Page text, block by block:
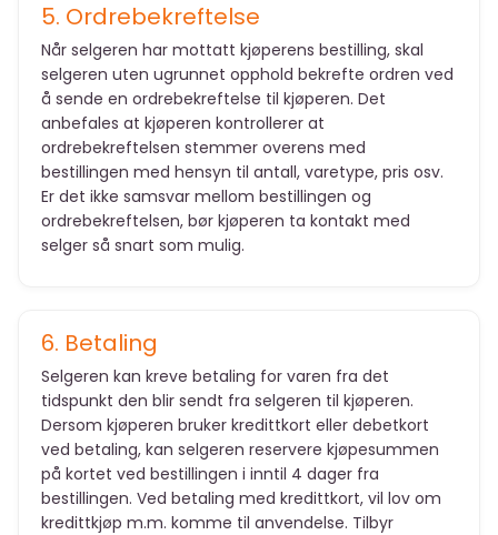
5. Ordrebekreftelse
Når selgeren har mottatt kjøperens bestilling, skal
selgeren uten ugrunnet opphold bekrefte ordren ved
å sende en ordrebekreftelse til kjøperen. Det
anbefales at kjøperen kontrollerer at
ordrebekreftelsen stemmer overens med
bestillingen med hensyn til antall, varetype, pris osv.
Er det ikke samsvar mellom bestillingen og
ordrebekreftelsen, bør kjøperen ta kontakt med
selger så snart som mulig.
6. Betaling
Selgeren kan kreve betaling for varen fra det
tidspunkt den blir sendt fra selgeren til kjøperen.
Dersom kjøperen bruker kredittkort eller debetkort
ved betaling, kan selgeren reservere kjøpesummen
på kortet ved bestillingen i inntil 4 dager fra
bestillingen. Ved betaling med kredittkort, vil lov om
kredittkjøp m.m. komme til anvendelse. Tilbyr